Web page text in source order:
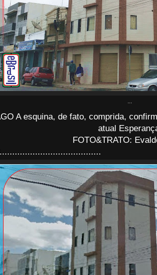
A esquina, de fato, comprida,
atual
FOTO&TRATO: